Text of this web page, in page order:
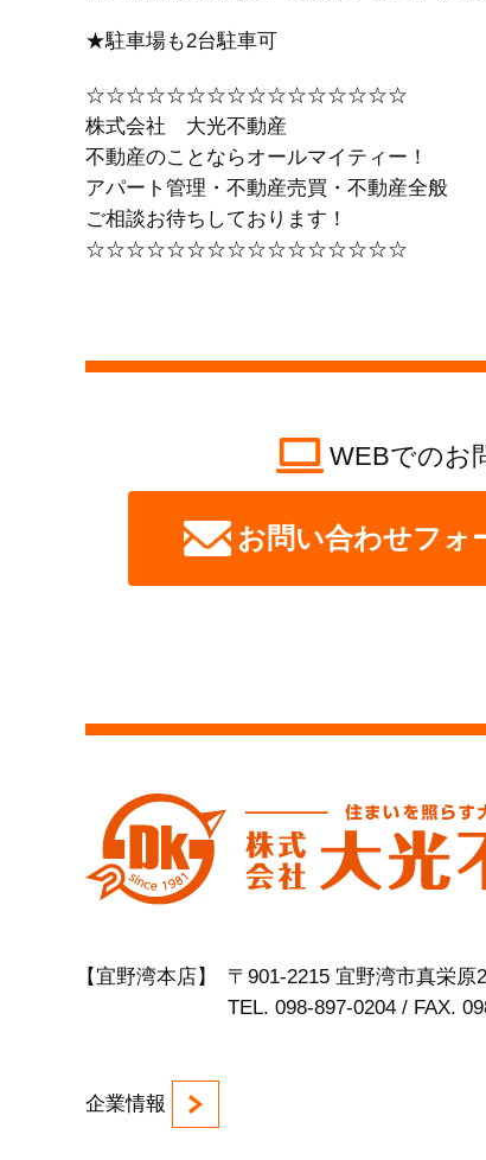
★駐車場も2台駐車可
☆☆☆☆☆☆☆☆☆☆☆☆☆☆☆☆
株式会社 大光不動産
不動産のことならオールマイティー！
アパート管理・不動産売買・不動産全般
ご相談お待ちしております！
☆☆☆☆☆☆☆☆☆☆☆☆☆☆☆☆
WEBでのお
お問い合わせフォ
【宜野湾本店】
〒901-2215 宜野湾市真栄原
TEL. 098-897-0204 / FAX.
企業情報